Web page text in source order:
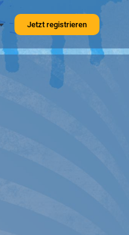
Jetzt registrieren